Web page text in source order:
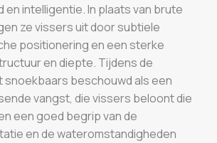
en intelligentie. In plaats van brute
ze vissers uit door subtiele
positionering en een sterke
en diepte. Tijdens de
snoekbaars beschouwd als een
vangst, die vissers beloont die
een goed begrip van de
en de wateromstandigheden